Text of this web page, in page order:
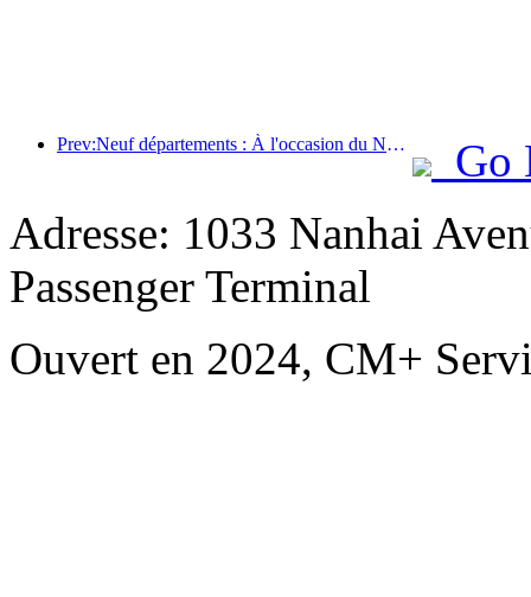
Prev:Neuf départements : À l'occasion du Nouvel An chinois, les chaînes hôtelières et les chambres d'hôtes de charme proposeront des offres préférentielles.
Go
Adresse: 1033 Nanhai
Passenger Terminal
Ouvert en 2024, CM+